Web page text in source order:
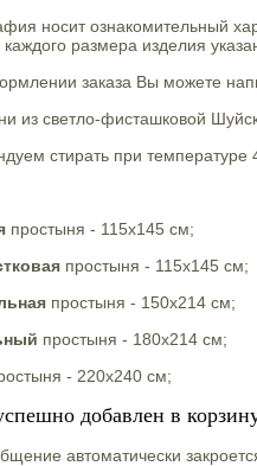
носит ознакомительный
размера изделия
заказа Вы можете
из светло-фисташковой
стирать при
простыня - 115х145 см;
простыня - 115х145 см;
простыня - 150х214 см;
простыня - 180х214 см;
- 220х240 см;
добавлен в
автоматически